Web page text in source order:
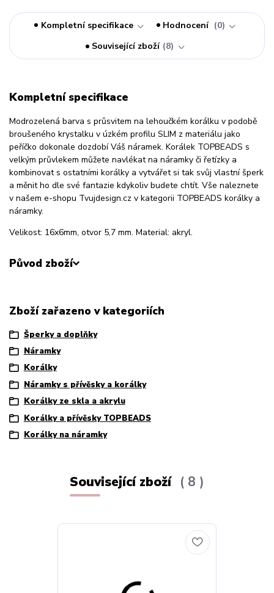
Kompletní specifikace Hodnocení
0
Související zboží 8
Kompletní specifikace
Modrozelená barva s průsvitem na lehoučkém korálku v podobě
broušeného krystalku v úzkém profilu SLIM z materiálu jako
peříčko dokonale dozdobí Váš náramek. Korálek TOPBEADS s
velkým průvlekem můžete navlékat na náramky či řetízky a
kombinovat s ostatními korálky a vytvářet si tak svůj vlastní šperk
a měnit ho dle své fantazie kdykoliv budete chtít. Vše naleznete
v našem e-shopu Tvujdesign.cz v kategorii TOPBEADS korálky a
náramky.
Velikost: 16x6mm, otvor 5,7 mm. Material: akryl.
Původ zboží
Zboží zařazeno v kategoriích
Šperky a doplňky
Náramky
Korálky
Náramky s přívěsky a korálky
Korálky ze skla a akrylu
Korálky a přívěsky TOPBEADS
Korálky na náramky
Související zboží 8